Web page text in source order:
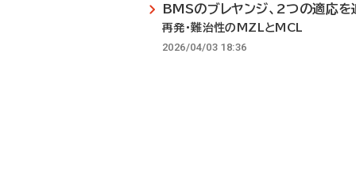
BMSのブレヤンジ、2つの適応を
再発・難治性のMZLとMCL
2026/04/03 18:36